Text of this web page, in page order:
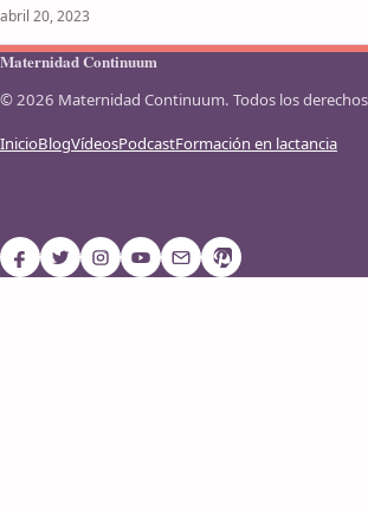
abril 20, 2023
Maternidad Continuum
© 2026 Maternidad Continuum. Todos los
InicioBlogVídeosPodcastFormación en lactancia